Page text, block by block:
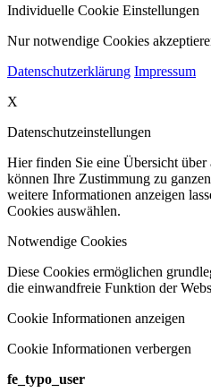
Individuelle Cookie Einstellungen
Nur notwendige Cookies
Datenschutzerklärung Impressum
X
Datenschutzeinstellungen
Hier finden Sie eine Übersicht
können Ihre Zustimmung zu
weitere Informationen anzeigen
Cookies auswählen.
Notwendige Cookies
Diese Cookies ermöglichen
die einwandfreie Funktion der
Cookie Informationen anzeigen
Cookie Informationen verbergen
fe_typo_user